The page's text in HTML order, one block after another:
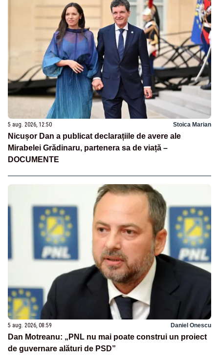
5 aug. 2026, 12:50 Stoica Marian
Nicușor Dan a publicat declarațiile de avere ale
Mirabelei Grădinaru, partenera sa de viață –
DOCUMENTE
5 aug. 2026, 08:59 Daniel Onescu
Dan Motreanu: „PNL nu mai poate construi un proiect
de guvernare alături de PSD”